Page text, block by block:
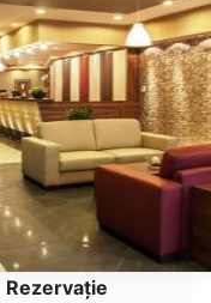
Rezervaţie